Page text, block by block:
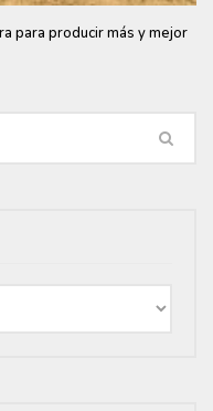
para producir más y mejor